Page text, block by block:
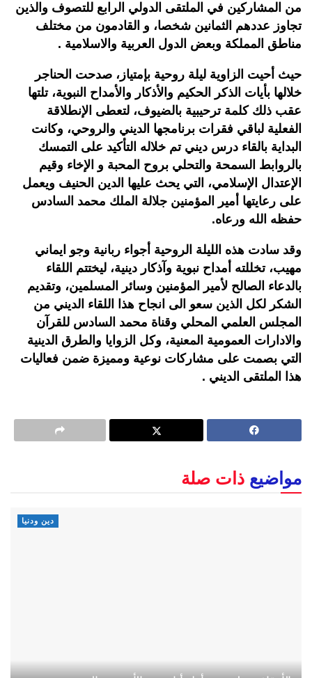
من المشاركين في الملتقى الدولي الرابع للتصوف والذين
تجاوز عددهم الثمانين شخصا، و القادمون من مختلف
مناطق المملكة وبعض الدول العربية والاسلامية .
حيث أحيت الزاوية ليلة روحية بإمتياز، صدحت الحناجر
خلالها بأيات الذكر الحكيم والأذكار والأمداح النبوية، تلتها
عقب ذلك كلمة ترحيبية بالضيوف، لتعطى الإنطلاقة
الفعلية لباقي فقرات برنامجها الديني والروحي، وكانت
البداية بالقاء درس ديني تم خلاله التأكيد على التمسك
بالروابط السمحة والتحلي بروح المحبة و الإخاء وقيم
الإعتدال الإسلامي، التي يحث عليها الدين الحنيف ويعمل
على رعايتها أمير المؤمنين جلالة الملك محمد السادس
حفظه الله ورعاه.
وقد سادت هذه الليلة الروحية أجواء ربانية وجو ايماني
مهيب، تخللته أمداح نبوية وآذكار دينية، ليختتم اللقاء
بالدعاء الصالح لأمير المؤمنين وسائر المسلمين، وتقديم
الشكر لكل الذين سعو الى انجاح هذا اللقاء الديني من
المجلس العلمي المحلي وقناة محمد السادس للقرآن
والادارات العمومية المعنية، وكل الزوايا والطرق الدينية
التي بصمت على مشاركات نوعية ومميزة ضمن فعاليات
هذا الملتقى الديني .
مواضيع ذات صلة
دين ودنيا